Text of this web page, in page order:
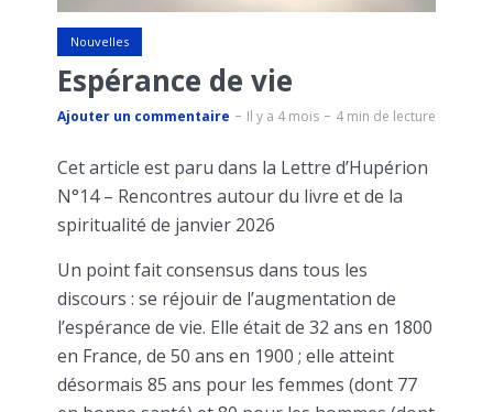
Nouvelles
Espérance de vie
Ajouter un commentaire Il y a 4 mois 4 min de lecture
Cet article est paru dans la Lettre d’Hupérion
N°14 – Rencontres autour du livre et de la
spiritualité de janvier 2026
Un point fait consensus dans tous les
discours : se réjouir de l’augmentation de
l’espérance de vie. Elle était de 32 ans en 1800
en France, de 50 ans en 1900 ; elle atteint
désormais 85 ans pour les femmes (dont 77